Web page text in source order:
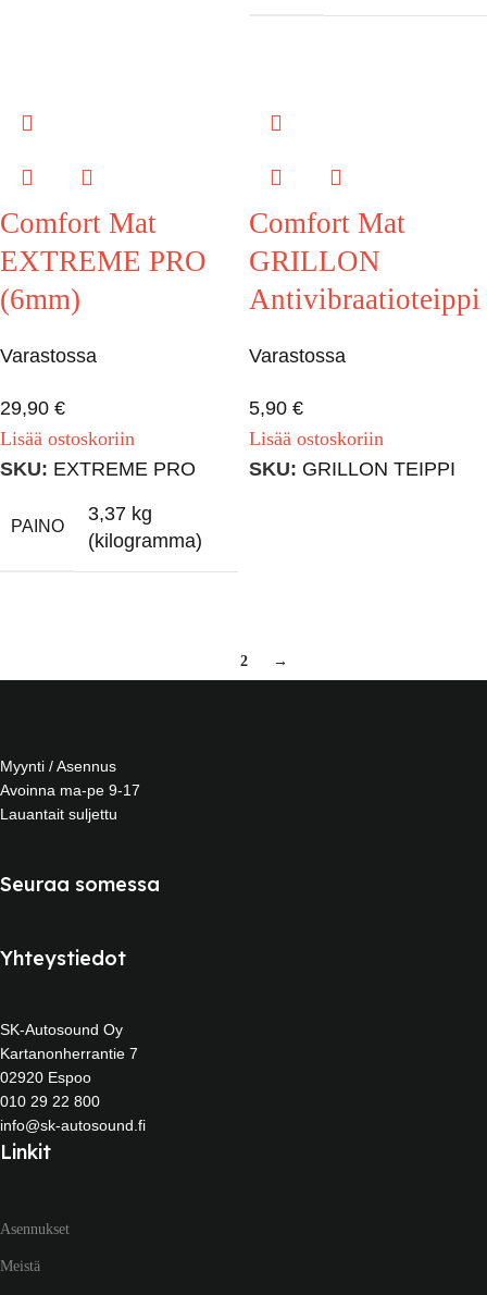
Comfort Mat
EXTREME PRO
(6mm)
Varastossa
29,90 €
Lisää ostoskoriin
SKU: EXTREME PRO
PAINO
3,37 kg
(kilogramma)
Comfort Mat
GRILLON
Antivibraatioteippi
Varastossa
5,90 €
Lisää ostoskoriin
SKU: GRILLON TEIPPI
2 →
Myynti / Asennus
Avoinna ma-pe 9-17
Lauantait suljettu
Seuraa somessa
Yhteystiedot
SK-Autosound Oy
Kartanonherrantie 7
02920 Espoo
010 29 22 800
info@sk-autosound.fi
Linkit
Asennukset
Meistä